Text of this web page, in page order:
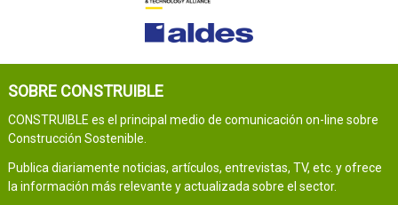
SOBRE CONSTRUIBLE
CONSTRUIBLE es el principal medio de comunicación on-line sobre
Construcción Sostenible.
Publica diariamente noticias, artículos, entrevistas, TV, etc. y ofrece
la información más relevante y actualizada sobre el sector.